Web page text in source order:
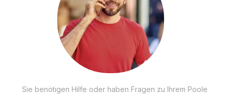
Sie benötigen Hilfe oder haben Fragen zu Ihrem Poole